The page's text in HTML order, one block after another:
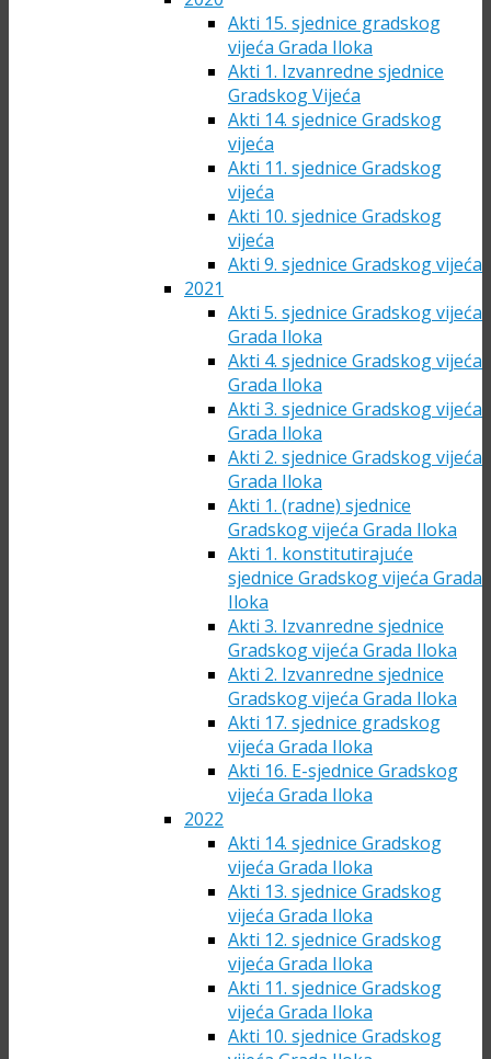
Akti 15. sjednice gradskog
vijeća Grada Iloka
Akti 1. Izvanredne sjednice
Gradskog Vijeća
Akti 14. sjednice Gradskog
vijeća
Akti 11. sjednice Gradskog
vijeća
Akti 10. sjednice Gradskog
vijeća
Akti 9. sjednice Gradskog vijeća
2021
Akti 5. sjednice Gradskog vijeća
Grada Iloka
Akti 4. sjednice Gradskog vijeća
Grada Iloka
Akti 3. sjednice Gradskog vijeća
Grada Iloka
Akti 2. sjednice Gradskog vijeća
Grada Iloka
Akti 1. (radne) sjednice
Gradskog vijeća Grada Iloka
Akti 1. konstitutirajuće
sjednice Gradskog vijeća Grada
Iloka
Akti 3. Izvanredne sjednice
Gradskog vijeća Grada Iloka
Akti 2. Izvanredne sjednice
Gradskog vijeća Grada Iloka
Akti 17. sjednice gradskog
vijeća Grada Iloka
Akti 16. E-sjednice Gradskog
vijeća Grada Iloka
2022
Akti 14. sjednice Gradskog
vijeća Grada Iloka
Akti 13. sjednice Gradskog
vijeća Grada Iloka
Akti 12. sjednice Gradskog
vijeća Grada Iloka
Akti 11. sjednice Gradskog
vijeća Grada Iloka
Akti 10. sjednice Gradskog